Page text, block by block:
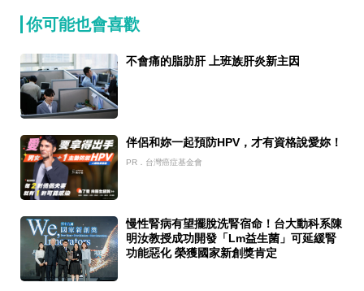
你可能也會喜歡
不會痛的脂肪肝 上班族肝炎新主因
伴侶和妳一起預防HPV，才有資格說愛妳！
PR．台灣癌症基金會
慢性腎病有望擺脫洗腎宿命！台大動科系陳
明汝教授成功開發「Lm益生菌」可延緩腎
功能惡化 榮獲國家新創獎肯定